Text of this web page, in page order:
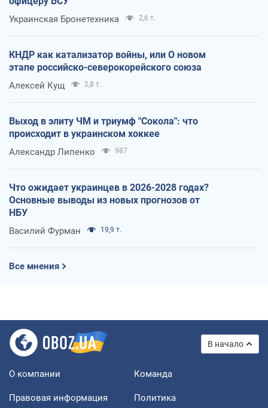
Украинская Бронетехника 2,6 т.
КНДР как катализатор войны, или О новом
этапе российско-северокорейского союза
Алексей Кущ 2,8 т.
Выход в элиту ЧМ и триумф "Сокола": что
происходит в украинском хоккее
Александр Липенко 987
Что ожидает украинцев в 2026-2028 годах?
Основные выводы из новых прогнозов от
НБУ
Василий Фурман 19,9 т.
Все мнения
В начало
О компании Команда
Правовая информация
Политика